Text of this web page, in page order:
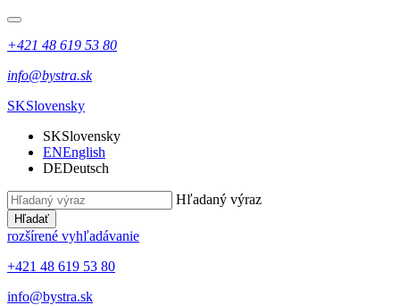
+421 48 619 53 80
info@bystra.sk
SKSlovensky
SKSlovensky
ENEnglish
DEDeutsch
Hľadaný výraz
Hľadať
rozšírené vyhľadávanie
+421 48 619 53 80
info@bystra.sk